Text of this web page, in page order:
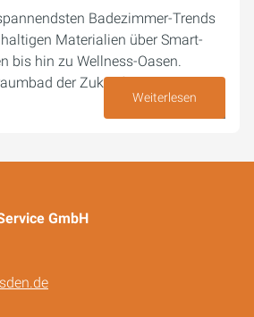
Badezimmer-Trends
Materialien über Smart-
bis hin zu Wellness-Oasen.
der Zukunft!
Weiterlesen
GmbH